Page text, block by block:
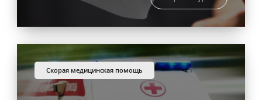
скорая медицинская помощь